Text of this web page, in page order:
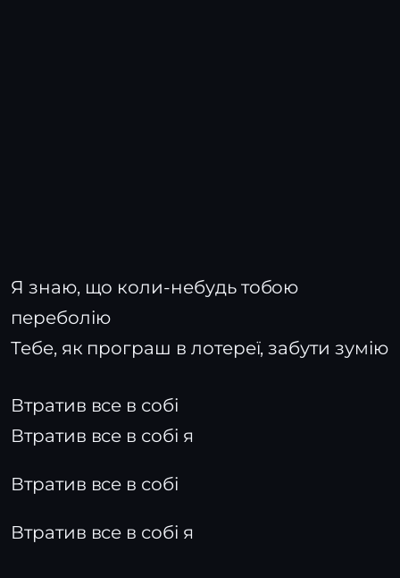
Я знаю, що коли-небудь тобою
переболію
Тебе, як програш в лотереї, забути зумію
Втратив все в собі
Втратив все в собі я
Втратив все в собі
Втратив все в собі я